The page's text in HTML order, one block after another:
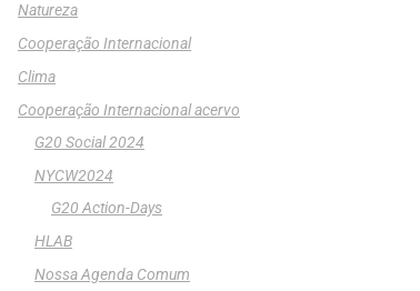
Natureza
Cooperação Internacional
Clima
Cooperação Internacional acervo
G20 Social 2024
NYCW2024
G20 Action-Days
HLAB
Nossa Agenda Comum